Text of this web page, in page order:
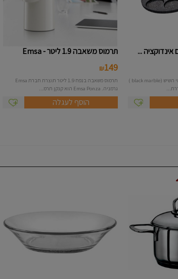
מחבת 7 שקעים לפנקייק עם ציפוי השיש (black marble )
תרמוס משאבה 1.9 ליטר - Emsa
149
₪
תרמוס משאבה בנפח 1.9 ליטר תוצרת חברת Emsa
גרמניה. Emsa Ponza הוא קנקן תרמ...
הוסף לעגלה